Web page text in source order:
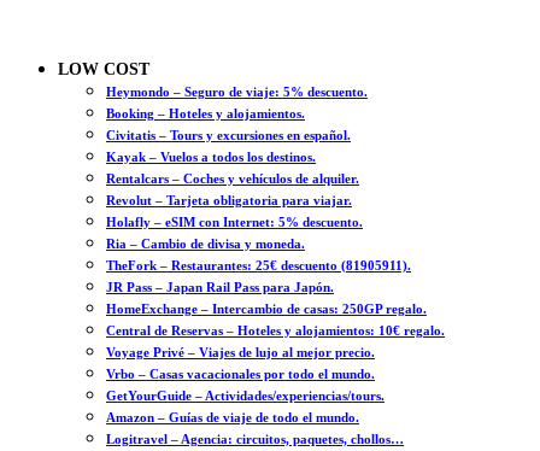
LOW COST
Heymondo – Seguro de viaje: 5% descuento.
Booking – Hoteles y alojamientos.
Civitatis – Tours y excursiones en español.
Kayak – Vuelos a todos los destinos.
Rentalcars – Coches y vehículos de alquiler.
Revolut – Tarjeta obligatoria para viajar.
Holafly – eSIM con Internet: 5% descuento.
Ria – Cambio de divisa y moneda.
TheFork – Restaurantes: 25€ descuento (81905911).
JR Pass – Japan Rail Pass para Japón.
HomeExchange – Intercambio de casas: 250GP regalo.
Central de Reservas – Hoteles y alojamientos: 10€ regalo.
Voyage Privé – Viajes de lujo al mejor precio.
Vrbo – Casas vacacionales por todo el mundo.
GetYourGuide – Actividades/experiencias/tours.
Amazon – Guías de viaje de todo el mundo.
Logitravel – Agencia: circuitos, paquetes, chollos…